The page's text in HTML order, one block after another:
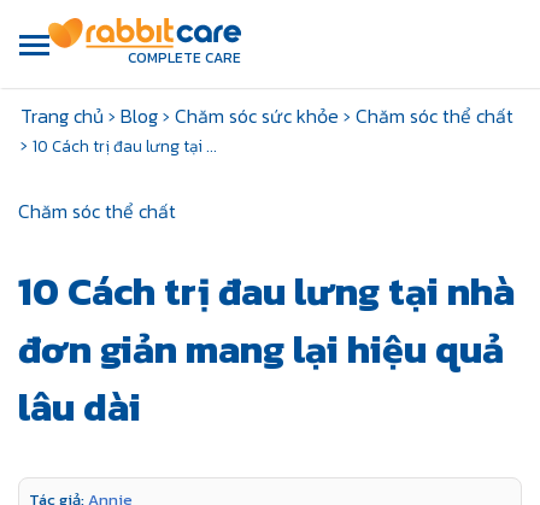
COMPLETE CARE
Trang chủ › Blog› Chăm sóc sức khỏe › Chăm sóc thể chất
› 10 Cách trị đau lưng tại ...
Chăm sóc thể chất
10 Cách trị đau lưng tại nhà
đơn giản mang lại hiệu quả
lâu dài
Tác giả:Annie